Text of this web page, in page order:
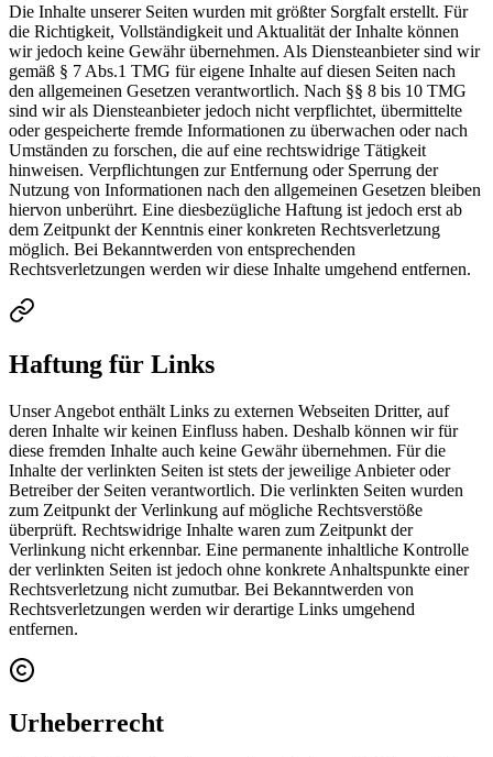
Die Inhalte unserer Seiten wurden mit größter Sorgfalt erstellt. Für
die Richtigkeit, Vollständigkeit und Aktualität der Inhalte können
wir jedoch keine Gewähr übernehmen. Als Diensteanbieter sind wir
gemäß § 7 Abs.1 TMG für eigene Inhalte auf diesen Seiten nach
den allgemeinen Gesetzen verantwortlich. Nach §§ 8 bis 10 TMG
sind wir als Diensteanbieter jedoch nicht verpflichtet, übermittelte
oder gespeicherte fremde Informationen zu überwachen oder nach
Umständen zu forschen, die auf eine rechtswidrige Tätigkeit
hinweisen. Verpflichtungen zur Entfernung oder Sperrung der
Nutzung von Informationen nach den allgemeinen Gesetzen bleiben
hiervon unberührt. Eine diesbezügliche Haftung ist jedoch erst ab
dem Zeitpunkt der Kenntnis einer konkreten Rechtsverletzung
möglich. Bei Bekanntwerden von entsprechenden
Rechtsverletzungen werden wir diese Inhalte umgehend entfernen.
Haftung für Links
Unser Angebot enthält Links zu externen Webseiten Dritter, auf
deren Inhalte wir keinen Einfluss haben. Deshalb können wir für
diese fremden Inhalte auch keine Gewähr übernehmen. Für die
Inhalte der verlinkten Seiten ist stets der jeweilige Anbieter oder
Betreiber der Seiten verantwortlich. Die verlinkten Seiten wurden
zum Zeitpunkt der Verlinkung auf mögliche Rechtsverstöße
überprüft. Rechtswidrige Inhalte waren zum Zeitpunkt der
Verlinkung nicht erkennbar. Eine permanente inhaltliche Kontrolle
der verlinkten Seiten ist jedoch ohne konkrete Anhaltspunkte einer
Rechtsverletzung nicht zumutbar. Bei Bekanntwerden von
Rechtsverletzungen werden wir derartige Links umgehend
entfernen.
Urheberrecht